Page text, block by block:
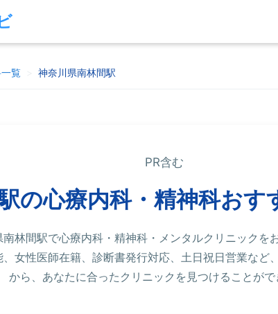
覧 神奈川県南林間駅
PR含む
の心療内科・精神科お
南林間駅で心療内科・精神科・メンタルクリニックを
、女性医師在籍、診断書発行対応、土日祝日営業など
から、あなたに合ったクリニックを見つけることがで